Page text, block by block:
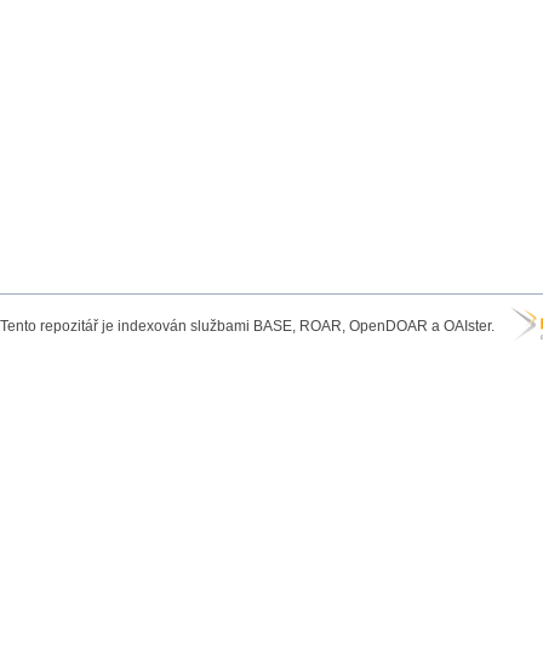
Tento repozitář je indexován službami BASE, ROAR, OpenDOAR a OAIster.